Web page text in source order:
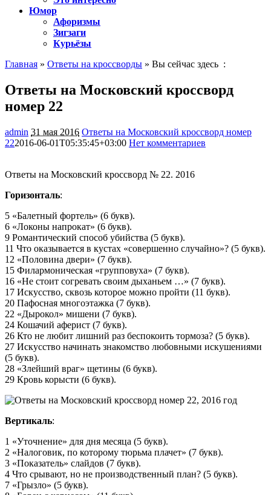
Юмор
Афоризмы
Зигзаги
Курьёзы
Главная » Ответы на кроссворды » Вы сейчас здесь :
Ответы на Московский кроссворд
номер 22
admin 31 мая 2016 Ответы на Московский кроссворд номер
222016-06-01T05:35:45+03:00 Нет комментариев
Ответы на Московский кроссворд № 22. 2016
Горизонталь:
5 «Балетный фортель» (6 букв).
6 «Локоны напрокат» (6 букв).
9 Романтический способ убийства (5 букв).
11 Что оказывается в кустах «совершенно случайно»? (5 букв).
12 «Половина двери» (7 букв).
15 Филармоническая «групповуха» (7 букв).
16 «Не стоит согревать своим дыханьем …» (7 букв).
17 Искусство, сквозь которое можно пройти (11 букв).
20 Пафосная многоэтажка (7 букв).
22 «Дырокол» мишени (7 букв).
24 Кошачий аферист (7 букв).
26 Кто не любит лишний раз беспокоить тормоза? (5 букв).
27 Искусство начинать знакомство любовными искушениями
(5 букв).
28 «Злейший враг» щетины (6 букв).
29 Кровь корысти (6 букв).
Вертикаль:
1 «Уточнение» для дня месяца (5 букв).
2 «Налоговик, по которому тюрьма плачет» (7 букв).
3 «Показатель» слайдов (7 букв).
4 Что срывают, но не производственный план? (5 букв).
7 «Грызло» (5 букв).